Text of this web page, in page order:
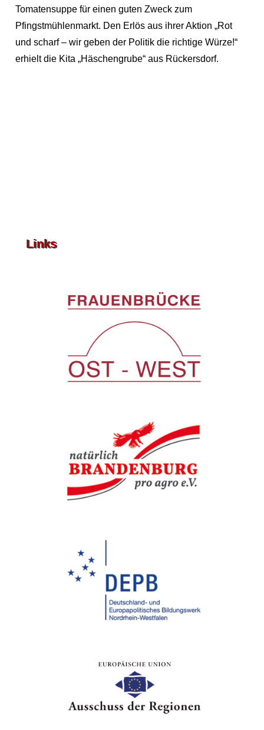
Tomatensuppe für einen guten Zweck zum
Pfingstmühlenmarkt. Den Erlös aus ihrer Aktion „Rot
und scharf – wir geben der Politik die richtige Würze!“
erhielt die Kita „Häschengrube“ aus Rückersdorf.
Links